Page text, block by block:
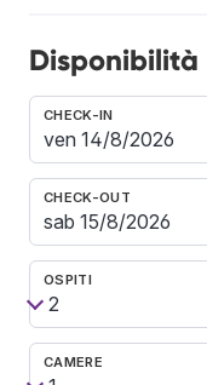
Disponibilità
CHECK-IN
CHECK-OUT
OSPITI
CAMERE